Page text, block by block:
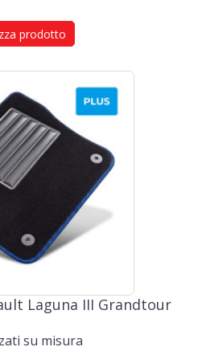
prodotto
Laguna III Grandtour
su misura